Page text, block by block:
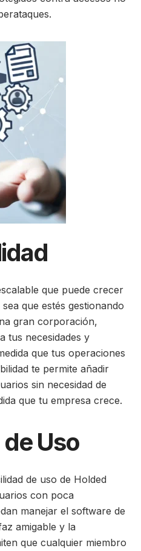
que puede crecer
que estés gestionando
gran corporación,
tus necesidades y
que tus operaciones
te permite añadir
sin necesidad de
que tu empresa crece.
Uso
de uso de Holded
con poca
manejar el software de
amigable y la
que cualquier miembro